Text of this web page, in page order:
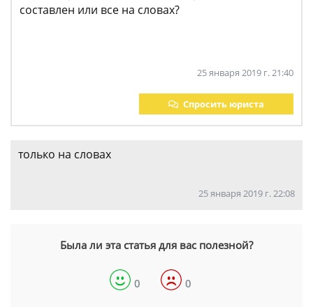
составлен или все на словах?
25 января 2019 г. 21:40
Спросить юриста
только на словах
25 января 2019 г. 22:08
Была ли эта статья для вас полезной?
0 0